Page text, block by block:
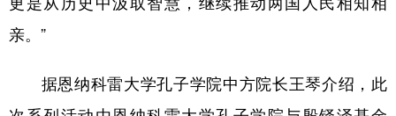
亲。”
据恩纳科雷大学孔子学院中方院长王琴介绍，此